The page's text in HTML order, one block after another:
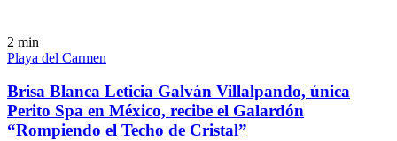
2 min
Playa del Carmen
Brisa Blanca Leticia Galván Villalpando, única
Perito Spa en México, recibe el Galardón
“Rompiendo el Techo de Cristal”